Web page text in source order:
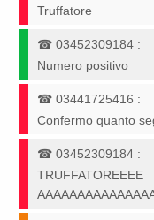
Truffatore
☎03452309184 :
Numero positivo
☎03441725416 :
Confermo quanto
☎03452309184 :